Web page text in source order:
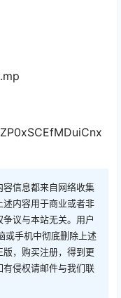
信息都来自网络收集
内容用于商业或者非
议与本站无关。用户
或手机中彻底删除上述
，购买注册，得到更
侵权请邮件与我们联